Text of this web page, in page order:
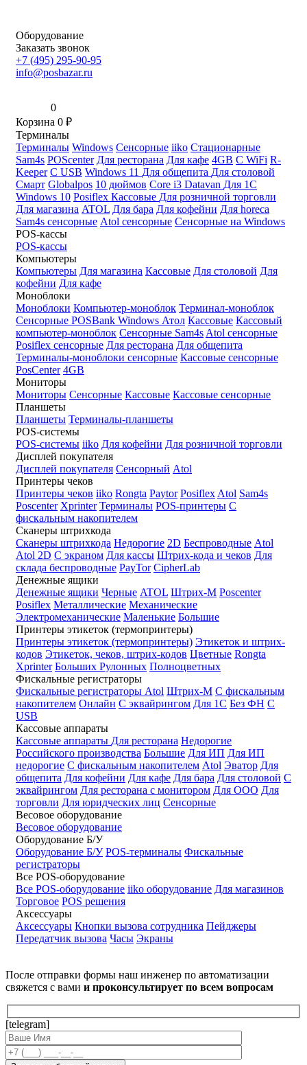
Оборудование
Заказать звонок
+7 (495) 295-90-95
info@posbazar.ru
0
Корзина 0 ₽
Терминалы
Терминалы Windows Сенсорные iiko Стационарные
Sam4s POScenter Для ресторана Для кафе 4GB С WiFi R-
Keeper С USB Windows 11 Для общепита Для столовой
Смарт Globalpos 10 дюймов Core i3 Datavan Для 1С
Windows 10 Posiflex Кассовые Для розничной торговли
Для магазина ATOL Для бара Для кофейни Для horeca
Sam4s сенсорные Atol сенсорные Сенсорные на Windows
POS-кассы
POS-кассы
Компьютеры
Компьютеры Для магазина Кассовые Для столовой Для
кофейни Для кафе
Моноблоки
Моноблоки Компьютер-моноблок Терминал-моноблок
Сенсорные POSBank Windows Атол Кассовые Кассовый
компьютер-моноблок Сенсорные Sam4s Atol сенсорные
Posiflex сенсорные Для ресторана Для общепита
Терминалы-моноблоки сенсорные Кассовые сенсорные
PosCenter 4GB
Мониторы
Мониторы Сенсорные Кассовые Кассовые сенсорные
Планшеты
Планшеты Терминалы-планшеты
POS-системы
POS-системы iiko Для кофейни Для розничной торговли
Дисплей покупателя
Дисплей покупателя Сенсорный Atol
Принтеры чеков
Принтеры чеков iiko Rongta Paytor Posiflex Atol Sam4s
Poscenter Xprinter Терминалы POS-принтеры С
фискальным накопителем
Сканеры штрихкода
Сканеры штрихкода Недорогие 2D Беспроводные Atol
Atol 2D С экраном Для кассы Штрих-кода и чеков Для
склада беспроводные PayTor CipherLab
Денежные ящики
Денежные ящики Черные ATOL Штрих-М Poscenter
Posiflex Металлические Механические
Электромеханические Маленькие Большие
Принтеры этикеток (термопринтеры)
Принтеры этикеток (термопринтеры) Этикеток и штрих-
кодов Этикеток, чеков, штрих-кодов Цветные Rongta
Xprinter Больших Рулонных Полноцветных
Фискальные регистраторы
Фискальные регистраторы Atol Штрих-М С фискальным
накопителем Онлайн С эквайрингом Для 1С Без ФН С
USB
Кассовые аппараты
Кассовые аппараты Для ресторана Недорогие
Российского производства Большие Для ИП Для ИП
недорогие С фискальным накопителем Atol Эватор Для
общепита Для кофейни Для кафе Для бара Для столовой С
эквайрингом Для ресторана с монитором Для ООО Для
торговли Для юридческих лиц Сенсорные
Весовое оборудование
Весовое оборудование
Оборудование Б/У
Оборудование Б/У POS-терминалы Фискальные
регистраторы
Все POS-оборудование
Все POS-оборудование iiko оборудование Для магазинов
Торговое POS решения
Аксессуары
Аксессуары Кнопки вызова сотрудника Пейджеры
Передатчик вызова Часы Экраны
После отправки формы наш инженер по автоматизации
свяжется с вами и проконсультирует по всем вопросам
[telegram]